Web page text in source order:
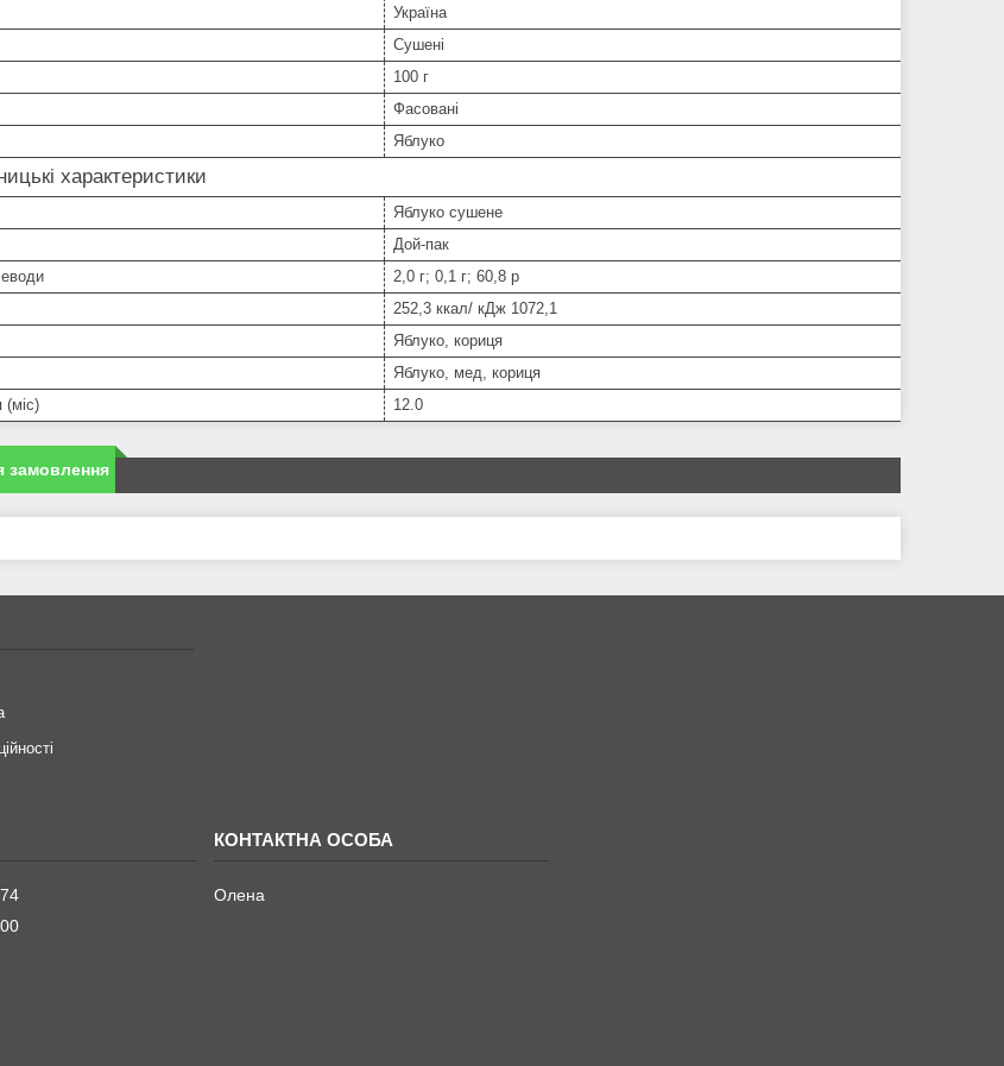
Україна
Сушені
100 г
Фасовані
Яблуко
характеристики
Яблуко сушене
Дой-пак
2,0 г; 0,1 г; 60,8 р
252,3 ккал/ кДж 1072,1
Яблуко, кориця
Яблуко, мед, кориця
(міс)
12.0
замовлення
Олена